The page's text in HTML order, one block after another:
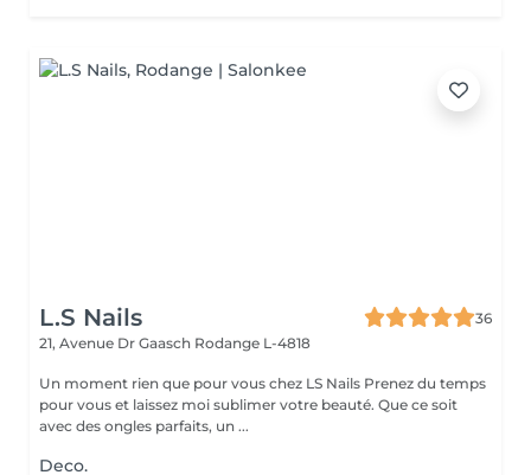
L.S Nails
36
21, Avenue Dr Gaasch Rodange L-4818
Un moment rien que pour vous chez LS Nails Prenez du temps
pour vous et laissez moi sublimer votre beauté. Que ce soit
avec des ongles parfaits, un ...
Deco.